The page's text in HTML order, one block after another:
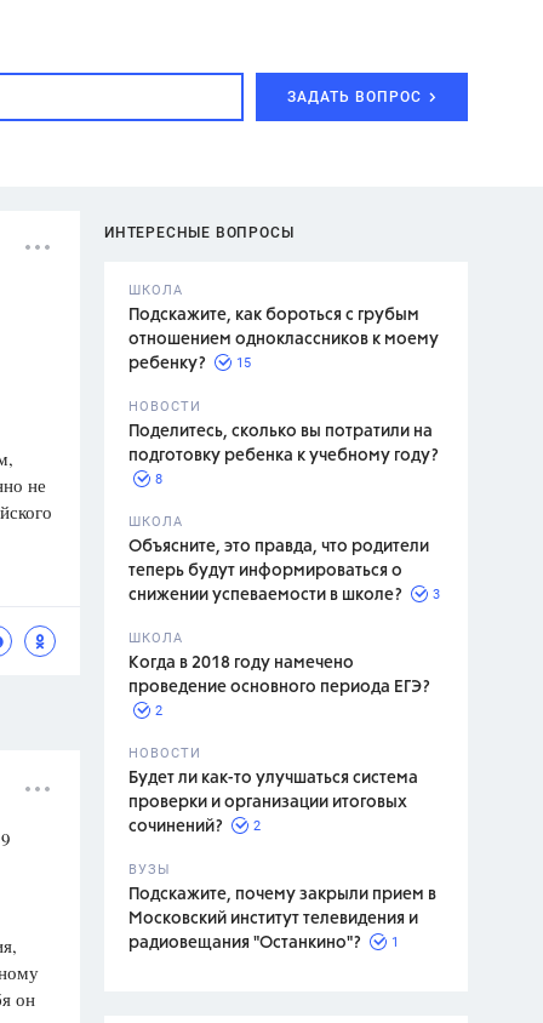
ЗАДАТЬ ВОПРОС
ИНТЕРЕСНЫЕ ВОПРОСЫ
ШКОЛА
Подскажите, как бороться с грубым
отношением одноклассников к моему
ребенку?
15
НОВОСТИ
Поделитесь, сколько вы потратили на
подготовку ребенка к учебному году?
8
ШКОЛА
Объясните, это правда, что родители
теперь будут информироваться о
снижении успеваемости в школе?
3
ШКОЛА
Когда в 2018 году намечено
проведение основного периода ЕГЭ?
2
НОВОСТИ
Будет ли как-то улучшаться система
проверки и организации итоговых
сочинений?
2
ВУЗЫ
Подскажите, почему закрыли прием в
Московский институт телевидения и
радиовещания "Останкино"?
1
не
он